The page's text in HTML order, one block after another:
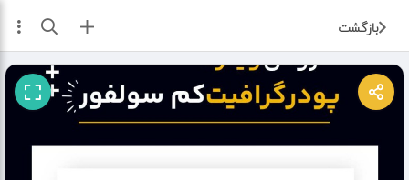
بازگشت ثبت آگهی